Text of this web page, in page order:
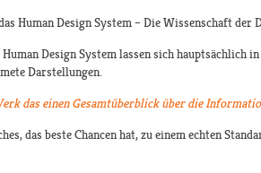
Human Design System – Die Wissenschaft der
Design System lassen sich hauptsächlich
Darstellungen.
das einen Gesamtüberblick über die
das beste Chancen hat, zu einem echten